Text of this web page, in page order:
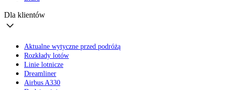
Dla klientów
Aktualne wytyczne przed podróżą
Rozkłady lotów
Linie lotnicze
Dreamliner
Airbus A330